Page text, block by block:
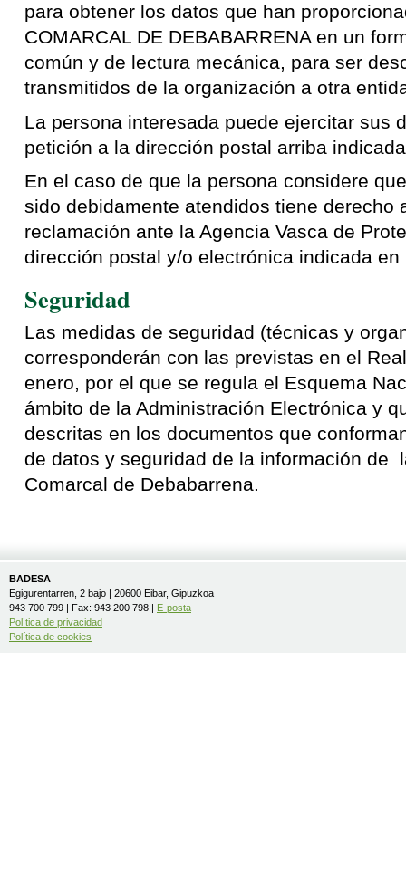
para obtener los datos que han
COMARCAL DE DEBABARRENA en un
común y de lectura mecánica, para ser
transmitidos de la organización a otra
La persona interesada puede ejercitar sus
petición a la dirección postal arriba
En el caso de que la persona considere
sido debidamente atendidos tiene derecho
reclamación ante la Agencia Vasca de
dirección postal y/o electrónica indicada
Seguridad
Las medidas de seguridad (técnicas y
corresponderán con las previstas en el
enero, por el que se regula el Esquema
ámbito de la Administración Electrónica y
descritas en los documentos que
de datos y seguridad de la información de
Comarcal de Debabarrena.
BADESA
Egigurentarren, 2 bajo | 20600 Eibar, Gipuzkoa
943 700 799 | Fax: 943 200 798 | E-posta
Política de privacidad
Política de cookies